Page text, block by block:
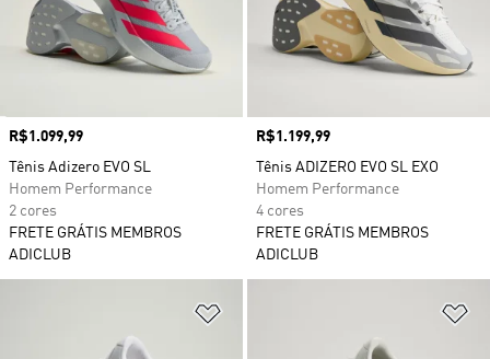
Preço
R$1.099,99
Tênis Adizero EVO SL
Homem Performance
2 cores
FRETE GRÁTIS MEMBROS
ADICLUB
Preço
R$1.199,99
Tênis ADIZERO EVO SL EXO
Homem Performance
4 cores
FRETE GRÁTIS MEMBROS
ADICLUB
Adicionar à Lista de Desejos